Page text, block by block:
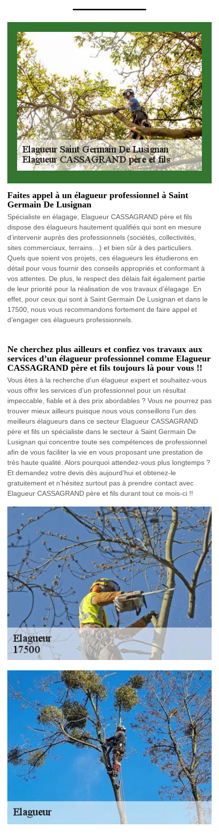
Faites appel à un élagueur professionnel à Saint
Germain De Lusignan
Spécialiste en élagage, Elagueur CASSAGRAND père et fils
dispose des élagueurs hautement qualifiés qui sont en mesure
d’intervenir auprès des professionnels (sociétés, collectivités,
sites commerciaux, terrains…) et bien sûr à des particuliers.
Quels que soient vos projets, ces élagueurs les étudierons en
détail pour vous fournir des conseils appropriés et conformant à
vos attentes. De plus, le respect des délais fait également partie
de leur priorité pour la réalisation de vos travaux d’élagage. En
effet, pour ceux qui sont à Saint Germain De Lusignan et dans le
17500, nous vous recommandons fortement de faire appel et
d’engager ces élagueurs professionnels.
Ne cherchez plus ailleurs et confiez vos travaux aux
services d’un élagueur professionnel comme Elagueur
CASSAGRAND père et fils toujours là pour vous !!
Vous êtes à la recherche d’un élagueur expert et souhaitez-vous
vous offrir les services d’un professionnel pour un résultat
impeccable, fiable et à des prix abordables ? Vous ne pourrez pas
trouver mieux ailleurs puisque nous vous conseillons l’un des
meilleurs élagueurs dans ce secteur Elagueur CASSAGRAND
père et fils un spécialiste dans le secteur à Saint Germain De
Lusignan qui concentre toute ses compétences de professionnel
afin de vous faciliter la vie en vous proposant une prestation de
très haute qualité. Alors pourquoi attendez-vous plus longtemps ?
Et demandez votre devis dès aujourd’hui et obtenez-le
gratuitement et n’hésitez surtout pas à prendre contact avec
Elagueur CASSAGRAND père et fils durant tout ce mois-ci !!